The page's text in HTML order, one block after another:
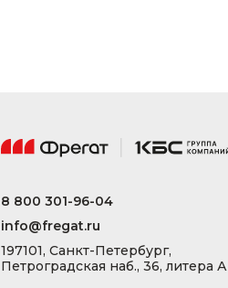
8 800 301-96-04
info@fregat.ru
197101, Санкт-Петербург,
Петроградская наб., 36, литера А